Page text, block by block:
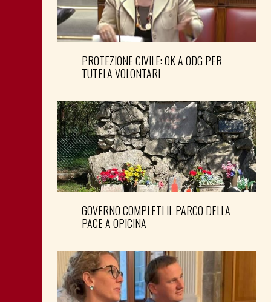
PROTEZIONE CIVILE: OK A ODG PER
TUTELA VOLONTARI
GOVERNO COMPLETI IL PARCO DELLA
PACE A OPICINA